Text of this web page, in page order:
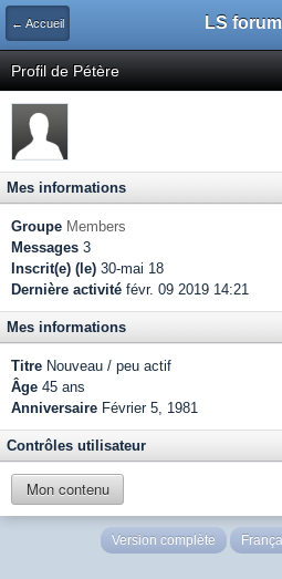
← Accueil LS
Profil de Pétère
Mes informations
Groupe Members
Messages 3
Inscrit(e) (le) 30-mai 18
Dernière activité févr. 09 2019 14:21
Mes informations
Titre Nouveau / peu actif
Âge 45 ans
Anniversaire Février 5, 1981
Contrôles utilisateur
Mon contenu
Version complète